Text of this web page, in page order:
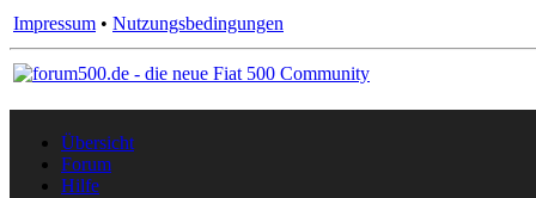
Impressum • Nutzungsbedingungen
Übersicht
Forum
Hilfe